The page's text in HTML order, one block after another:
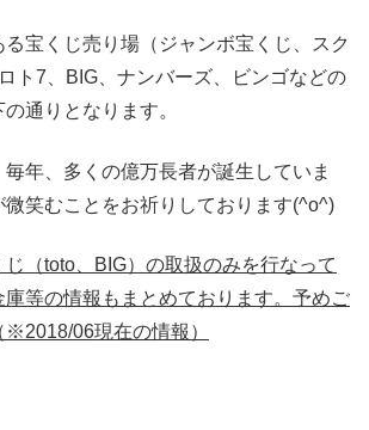
宝くじ売り場（ジャンボ宝くじ、スク
ト7、BIG、ナンバーズ、ビンゴなどの
通りとなります。
年、多くの億万長者が誕生していま
笑むことをお祈りしております(^o^)
（toto、BIG）の取扱のみを行なって
庫等の情報もまとめております。予めご
06現在の情報）